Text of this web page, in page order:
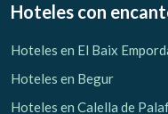
Hoteles con
Hoteles en El Baix
Hoteles en Begur
Hoteles en Calella de